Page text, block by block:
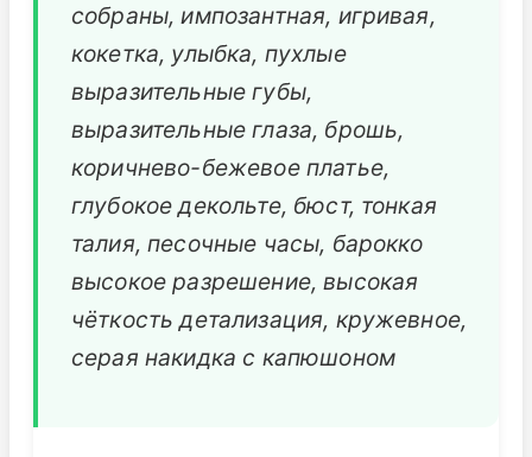
собраны, импозантная, игривая,
кокетка, улыбка, пухлые
выразительные губы,
выразительные глаза, брошь,
коричнево-бежевое платье,
глубокое декольте, бюст, тонкая
талия, песочные часы, барокко
высокое разрешение, высокая
чёткость детализация, кружевное,
серая накидка с капюшоном